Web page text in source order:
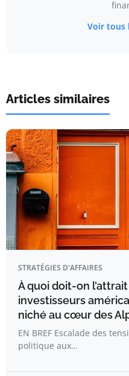
Voir tous
Articles similaires
STRATÉGIES D'AFFAIRES
À quoi doit-on
investisseurs
niché au cœur des
EN BREF Escalade des
politique aux…